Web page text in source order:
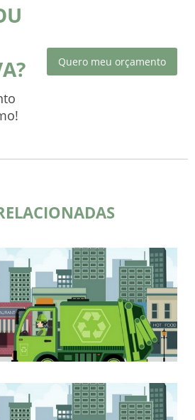
Quero meu orçamento